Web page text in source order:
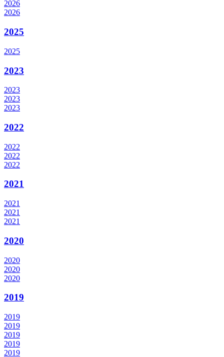
2026
2026
2025
2025
2023
2023
2023
2023
2022
2022
2022
2022
2021
2021
2021
2021
2020
2020
2020
2020
2019
2019
2019
2019
2019
2019